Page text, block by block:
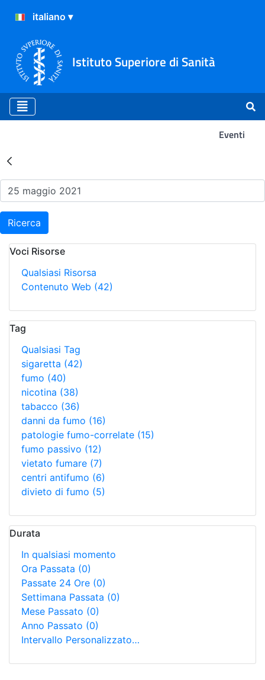
Istituto Superiore di Sanità
Eventi
Risultati della Ricerca -
Ricerca
Voci Risorse
Qualsiasi Risorsa
Contenuto Web (42)
Tag
Qualsiasi Tag
sigaretta (42)
fumo (40)
nicotina (38)
tabacco (36)
danni da fumo (16)
patologie fumo-correlate (15)
fumo passivo (12)
vietato fumare (7)
centri antifumo (6)
divieto di fumo (5)
Durata
In qualsiasi momento
Ora Passata (0)
Passate 24 Ore (0)
Settimana Passata (0)
Mese Passato (0)
Anno Passato (0)
Intervallo Personalizzato…